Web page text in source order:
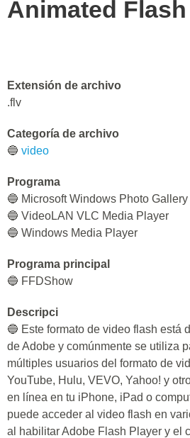
Animated
Extensión de archivo
.flv
Categoría de archivo
🔵 video
Programa
🔵 Microsoft Windows Photo
🔵 VideoLAN VLC Media Player
🔵 Windows Media Player
Programa principal
🔵 FFDShow
Descripci
🔵 Este formato de video flash está
de Adobe y comúnmente se utiliza
múltiples usuarios del formato de
YouTube, Hulu, VEVO, Yahoo! y
en línea en tu iPhone, iPad o
puede acceder al video flash en
al habilitar Adobe Flash Player y el